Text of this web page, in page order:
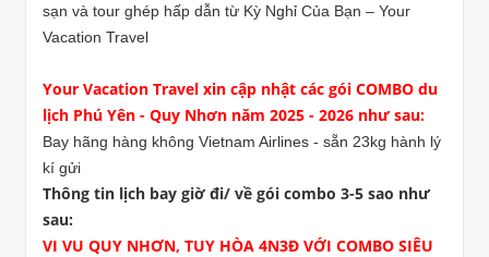
sạn và tour ghép hấp dẫn từ Kỳ Nghỉ Của Bạn – Your
Vacation Travel
Your Vacation Travel xin cập nhật các gói COMBO du
lịch Phú Yên - Quy Nhơn năm 2025 - 2026 như sau:
Bay hãng hàng không Vietnam Airlines - sẵn 23kg hành lý
kí gửi
Thông tin lịch bay giờ đi/ về gói combo 3-5 sao như
sau:
VI VU QUY NHƠN, TUY HÒA 4N3Đ VỚI COMBO SIÊU